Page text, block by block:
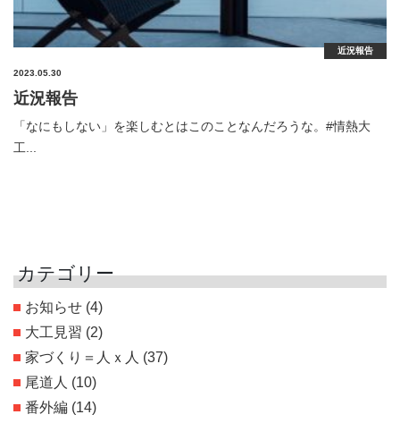
2023.05.30
近況報告
近況報告
「なにもしない」を楽しむとはこのことなんだろうな。#情熱大
工...
カテゴリー
お知らせ (4)
大工見習 (2)
家づくり＝人ｘ人 (37)
尾道人 (10)
番外編 (14)